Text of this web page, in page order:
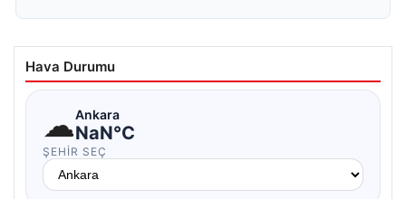
Hava Durumu
☁Ankara
NaN°C
ŞEHIR SEÇ